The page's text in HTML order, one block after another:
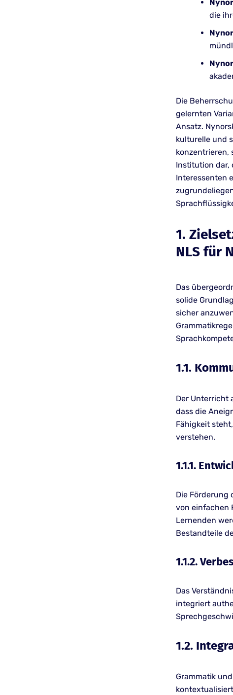
die
Die
gelernten
Ansatz.
kulturelle und
konzentrieren,
Institution dar,
Interessenten
1.
NLS für
Das
solide
sicher
1.1.
Der Unterricht
dass die
Fähigkeit
verstehen.
1.1.1.
Die Förderung
von einfachen
Lernenden
Bestandteile
1.1.2.
Das
integriert
1.2.
Grammatik